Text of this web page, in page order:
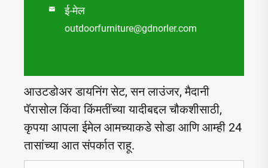
 ई-मेल
outdoorfurniture@gdnorler.com
आउटडोअर डायनिंग सेट, सन लाउंजर, मैदानी
पॅरासोल किंवा किंमतींच्या यादीबद्दल चौकशीसाठी,
कृपया आपला ईमेल आमच्याकडे सोडा आणि आम्ही 24
तासांच्या आत संपर्कात राहू.